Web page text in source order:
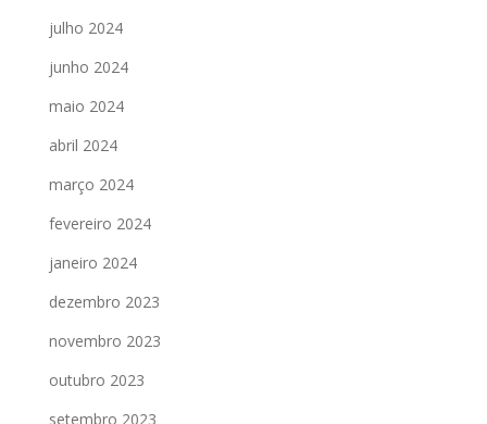
julho 2024
junho 2024
maio 2024
abril 2024
março 2024
fevereiro 2024
janeiro 2024
dezembro 2023
novembro 2023
outubro 2023
setembro 2023